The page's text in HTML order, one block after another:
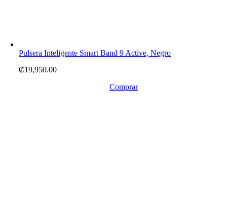
Pulsera Inteligente Smart Band 9 Active, Negro
₡19,950.00
Comprar